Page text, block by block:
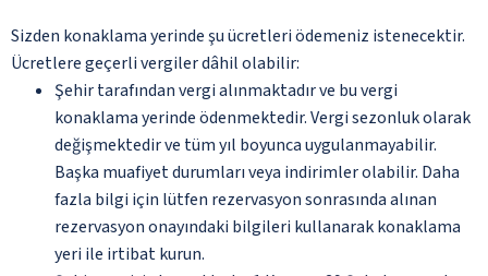
Sizden konaklama yerinde şu ücretleri ödemeniz istenecektir.
Ücretlere geçerli vergiler dâhil olabilir:
Şehir tarafından vergi alınmaktadır ve bu vergi
konaklama yerinde ödenmektedir. Vergi sezonluk olarak
değişmektedir ve tüm yıl boyunca uygulanmayabilir.
Başka muafiyet durumları veya indirimler olabilir. Daha
fazla bilgi için lütfen rezervasyon sonrasında alınan
rezervasyon onayındaki bilgileri kullanarak konaklama
yeri ile irtibat kurun.